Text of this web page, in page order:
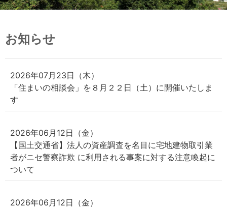
お知らせ
2026年07月23日（木）
「住まいの相談会」を８月２２日（土）に開催いたしま
す
2026年06月12日（金）
【国土交通省】法人の資産調査を名目に宅地建物取引業
者がニセ警察詐欺 に利用される事案に対する注意喚起に
ついて
2026年06月12日（金）